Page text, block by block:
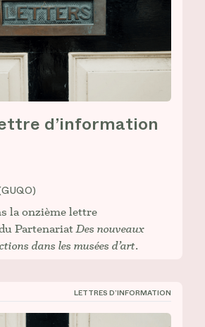
d’information
la onzième lettre
PartenariatDes nouveaux
dans les musées d’art.
n° 10
LETTRES D’INFORMATION